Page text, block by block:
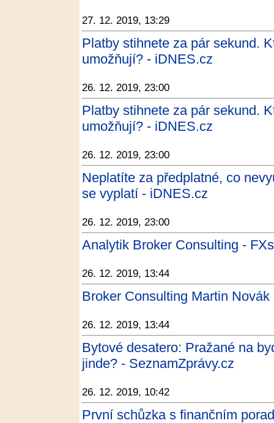
27. 12. 2019, 13:29
Platby stihnete za pár sekund.
umožňují? - iDNES.cz
26. 12. 2019, 23:00
Platby stihnete za pár sekund.
umožňují? - iDNES.cz
26. 12. 2019, 23:00
Neplatíte za předplatné, co
se vyplatí - iDNES.cz
26. 12. 2019, 23:00
Analytik Broker Consulting -
26. 12. 2019, 13:44
Broker Consulting Martin
26. 12. 2019, 13:44
Bytové desatero: Pražané na
jinde? - SeznamZprávy.cz
26. 12. 2019, 10:42
První schůzka s finančním